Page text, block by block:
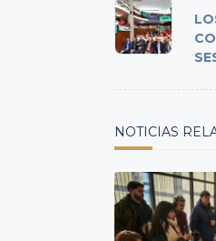
class="nav-
subtitle
screen-
NOTICIAS